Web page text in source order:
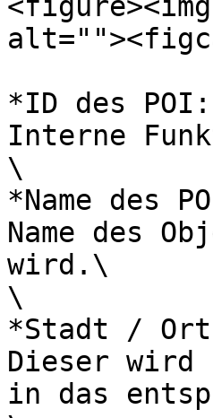
*ID des
Interne
\
*Name des
Name des
wird.\
\
*Stadt /
Dieser wird
in das